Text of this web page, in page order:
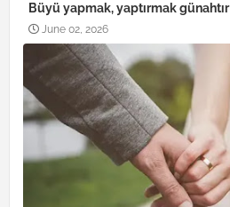
Büyü yapmak, yaptırmak günahtır
June 02, 2026